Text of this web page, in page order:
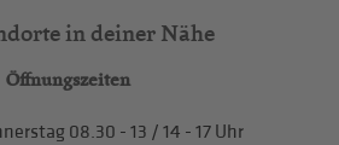
in deiner Nähe
Öffnungszeiten
08.30 - 13 / 14 - 17 Uhr